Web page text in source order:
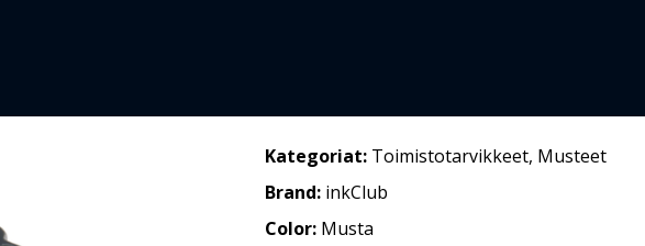
Kategoriat: Toimistotarvikkeet, Musteet
Brand: inkClub
Color: Musta